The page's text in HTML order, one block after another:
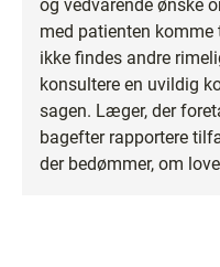
og vedvarende ønske
med patienten komme
ikke findes andre
konsultere en uvildig
sagen. Læger, der
bagefter rapportere
der bedømmer, om